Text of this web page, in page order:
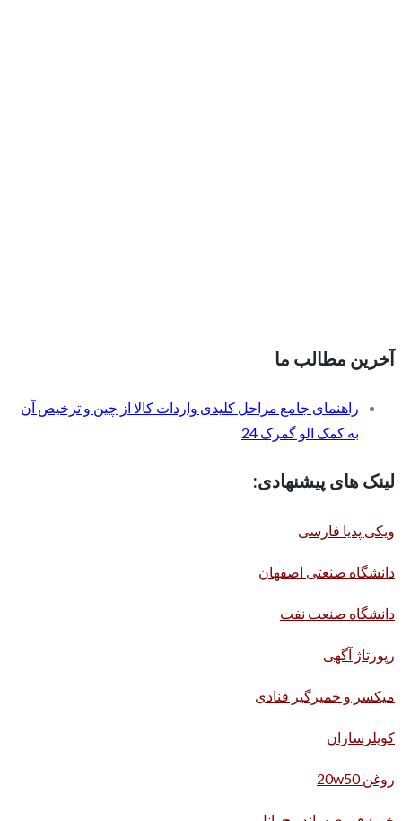
آخرین مطالب ما
راهنمای جامع مراحل کلیدی واردات کالا از چین و ترخیص آن
به کمک الو گمرک 24
لینک های پیشنهادی:
ویکی پدیا فارسی
دانشگاه صنعتی اصفهان
دانشگاه صنعت نفت
رپورتاژ آگهی
میکسر و خمیرگیر قنادی
کوپلرسازان
روغن 20w50